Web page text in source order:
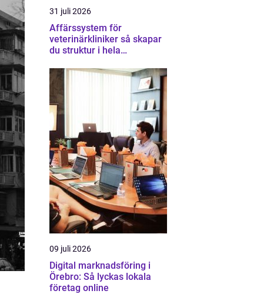
31 juli 2026
Affärssystem för
veterinärkliniker så skapar
du struktur i hela
09 juli 2026
Digital marknadsföring i
Örebro: Så lyckas lokala
företag online